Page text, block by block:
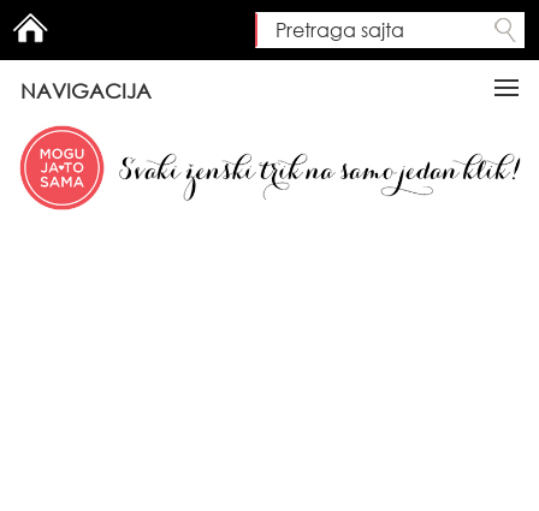
Search form
Pretraga sajta
NAVIGACIJA